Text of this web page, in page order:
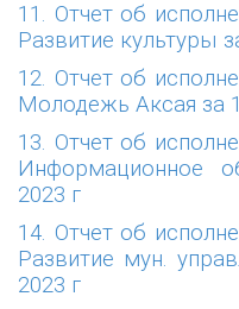
11. Отчет об
Развитие культуры
12. Отчет об
Молодежь Аксая за
13. Отчет об
Информационное
2023 г
14. Отчет об
Развитие мун.
2023 г